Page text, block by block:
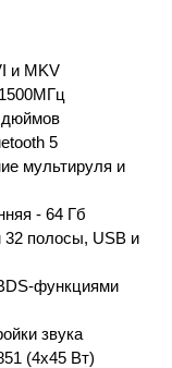
и MKV
дюймов
5
мультируля и
- 64 Гб
32 полосы, USB и
функциями
звука
(4x45 Вт)